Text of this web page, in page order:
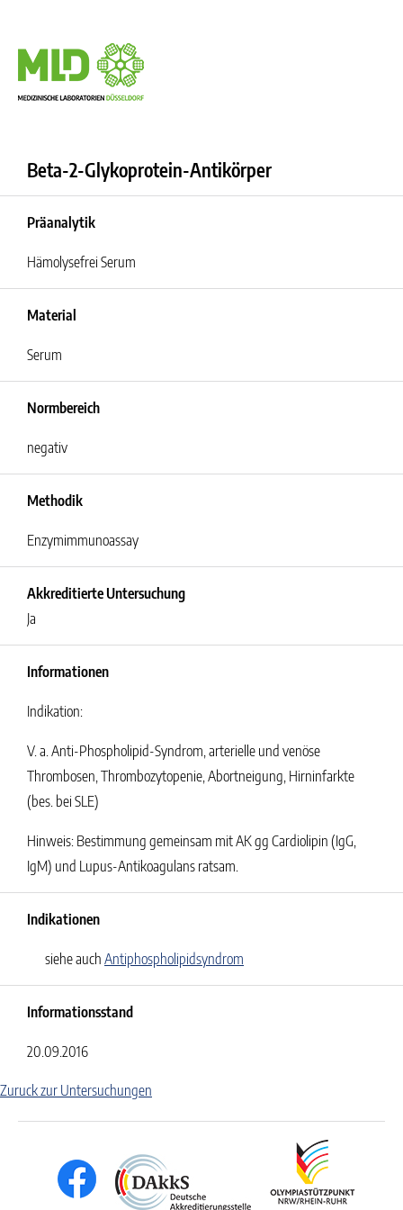
Beta-2-Glykoprotein-Antikörper
Präanalytik
Hämolysefrei Serum
Material
Serum
Normbereich
negativ
Methodik
Enzymimmunoassay
Akkreditierte Untersuchung
Ja
Informationen
Indikation:
V. a. Anti-Phospholipid-Syndrom, arterielle und venöse
Thrombosen, Thrombozytopenie, Abortneigung, Hirninfarkte
(bes. bei SLE)
Hinweis: Bestimmung gemeinsam mit AK gg Cardiolipin (IgG,
IgM) und Lupus-Antikoagulans ratsam.
Indikationen
siehe auch Antiphospholipidsyndrom
Informationsstand
20.09.2016
Zuruck zur Untersuchungen